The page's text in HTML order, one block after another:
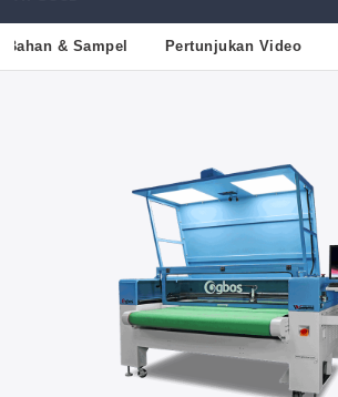
Bahan & Sampel Pertunjukan Video